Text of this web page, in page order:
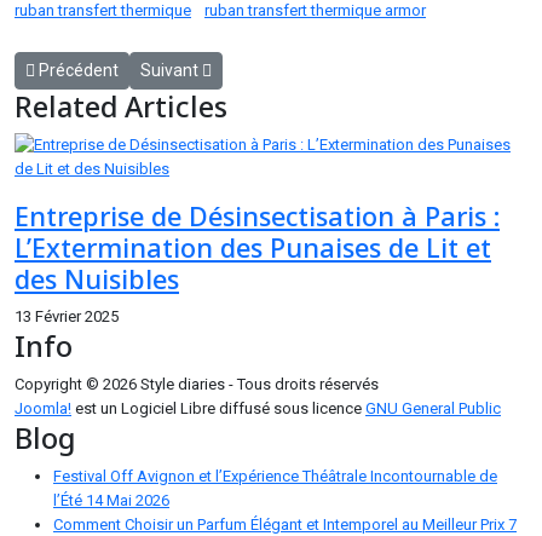
ruban transfert thermique ruban transfert thermique armor
Article précédent : Pourquoi une Valise Voiture est Indispensable
Précédent Article suivant : Les pépites du programme du
Suivant
Related Articles
Entreprise de Désinsectisation à Paris :
L’Extermination des Punaises de Lit et
des Nuisibles
13 Février 2025
Info
Copyright © 2026 Style diaries - Tous droits réservés
Joomla! est un Logiciel Libre diffusé sous licence GNU General Public
Blog
Festival Off Avignon et l’Expérience Théâtrale Incontournable de
l’Été 14 Mai 2026
Comment Choisir un Parfum Élégant et Intemporel au Meilleur Prix 7